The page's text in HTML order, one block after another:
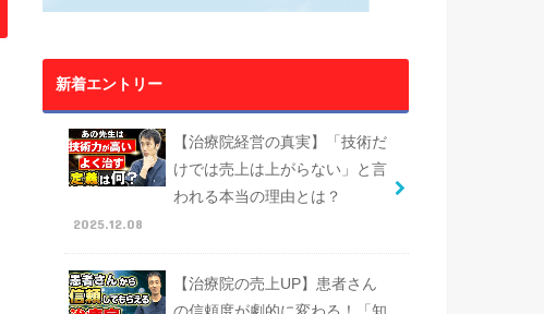
新着エントリー
【治療院経営の真実】「技術だ
けでは売上は上がらない」と言
われる本当の理由とは？
2025.12.08
【治療院の売上UP】患者さん